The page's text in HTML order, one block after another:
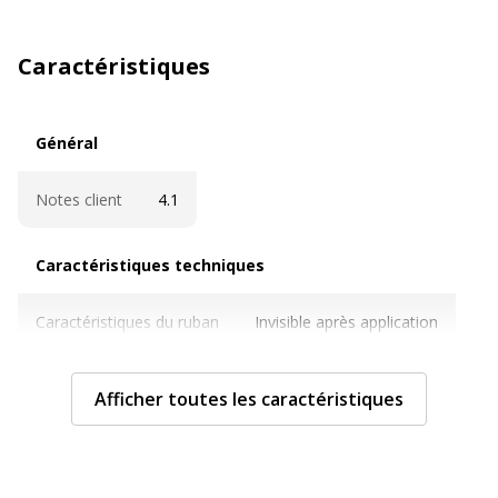
Caractéristiques
Général
Notes client 4.1
Caractéristiques techniques
Caractéristiques du ruban Invisible après application
Épaisseur (totale) 50 µm
Afficher toutes les caractéristiques